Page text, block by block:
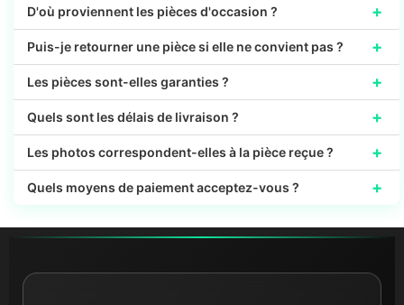
D'où proviennent les pièces d'occasion ? +
Puis-je retourner une pièce si elle ne convient pas ? +
Les pièces sont-elles garanties ? +
Quels sont les délais de livraison ? +
Les photos correspondent-elles à la pièce reçue ? +
Quels moyens de paiement acceptez-vous ? +